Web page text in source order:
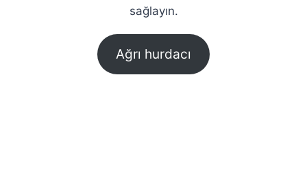
sağlayın.
Ağrı hurdacı